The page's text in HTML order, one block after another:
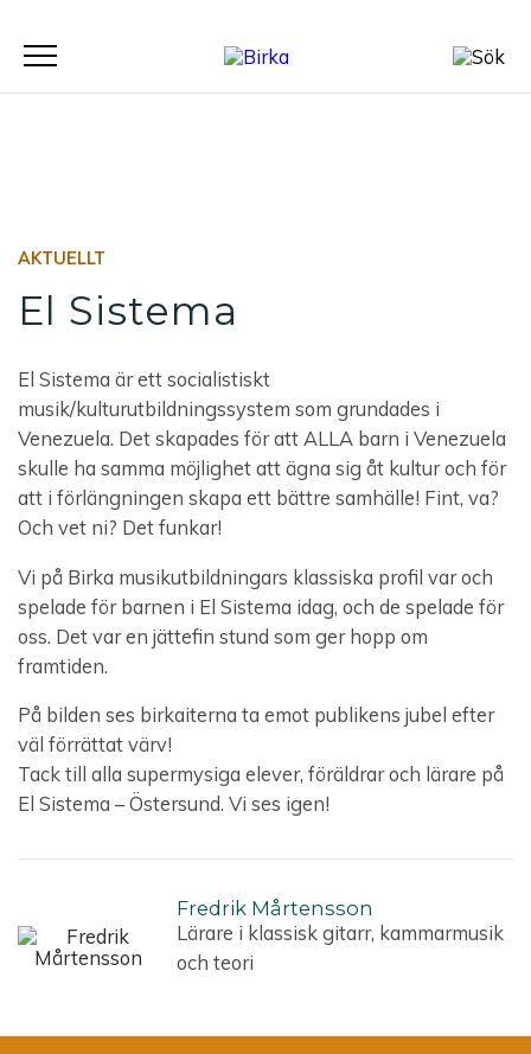
Meny
AKTUELLT
El Sistema
El Sistema är ett socialistiskt
musik/kulturutbildningssystem som grundades i
Venezuela. Det skapades för att ALLA barn i Venezuela
skulle ha samma möjlighet att ägna sig åt kultur och för
att i förlängningen skapa ett bättre samhälle! Fint, va?
Och vet ni? Det funkar!
Vi på Birka musikutbildningars klassiska profil var och
spelade för barnen i El Sistema idag, och de spelade för
oss. Det var en jättefin stund som ger hopp om
framtiden.
På bilden ses birkaiterna ta emot publikens jubel efter
väl förrättat värv!
Tack till alla supermysiga elever, föräldrar och lärare på
El Sistema – Östersund. Vi ses igen!
Fredrik Mårtensson
Lärare i klassisk gitarr, kammarmusik
och teori